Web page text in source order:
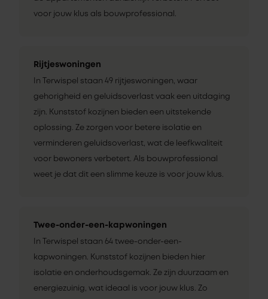
voor jouw klus als bouwprofessional.
Rijtjeswoningen
In Terwispel staan 49 rijtjeswoningen, waar
gehorigheid en geluidsoverlast vaak een uitdaging
zijn. Kunststof kozijnen bieden een uitstekende
oplossing. Ze zorgen voor betere isolatie en
verminderen geluidsoverlast, wat de leefkwaliteit
voor bewoners verbetert. Als bouwprofessional
weet je dat dit een slimme keuze is voor jouw klus.
Twee-onder-een-kapwoningen
In Terwispel staan 64 twee-onder-een-
kapwoningen. Kunststof kozijnen bieden hier
isolatie en onderhoudsgemak. Ze zijn duurzaam en
energiezuinig, wat ideaal is voor jouw klus. Zo